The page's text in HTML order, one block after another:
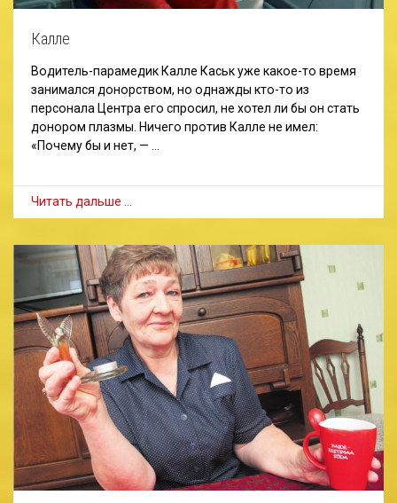
Калле
Водитель-парамедик Калле Каськ уже какое-то время
занимался донорством, но однажды кто-то из
персонала Центра его спросил, не хотел ли бы он стать
донором плазмы. Ничего против Калле не имел:
«Почему бы и нет, — …
Читать дальше …